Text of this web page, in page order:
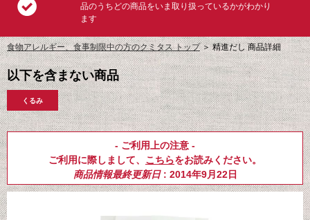
品のうちどの商品をいま取り扱っているかがわかり
ます
食物アレルギー、食事制限中の方のクミタス トップ＞精進だし 商品詳細
以下を含まない商品
くるみ
- ご利用上の注意 -
ご利用に際しまして、 こちらをお読みください。
商品情報最終更新日: 2014年9月22日